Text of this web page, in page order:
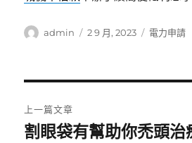
作
admin
發
2 9 月, 2023
分
電力申請
章
上一篇文章
上
割眼袋有幫助你禿頭治